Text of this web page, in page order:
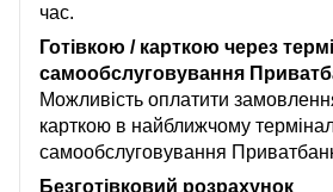
час.
Готівкою / карткою через
самообслуговування
Можливість оплатити
карткою в найближчому
самообслуговування
Безготівковий розрахунок